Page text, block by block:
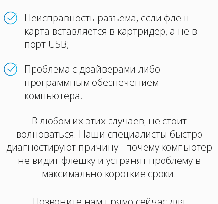
Неисправность разъема, если флеш-
карта вставляется в картридер, а не в
порт USB;
Проблема с драйверами либо
программным обеспечением
компьютера.
В любом их этих случаев, не стоит
волноваться. Наши специалисты быстро
диагностируют причину - почему компьютер
не видит флешку и устранят проблему в
максимально короткие сроки.
Позвоните нам прямо сейчас для